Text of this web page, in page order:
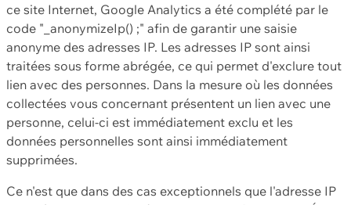
ce site Internet, Google Analytics a été complété par le
code "_anonymizeIp() ;" afin de garantir une saisie
anonyme des adresses IP. Les adresses IP sont ainsi
traitées sous forme abrégée, ce qui permet d'exclure tout
lien avec des personnes. Dans la mesure où les données
collectées vous concernant présentent un lien avec une
personne, celui-ci est immédiatement exclu et les
données personnelles sont ainsi immédiatement
supprimées.
Ce n'est que dans des cas exceptionnels que l'adresse IP